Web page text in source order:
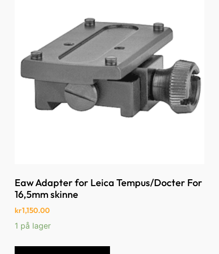
Eaw Adapter for Leica Tempus/Docter For
16,5mm skinne
kr1,150.00
1 på lager